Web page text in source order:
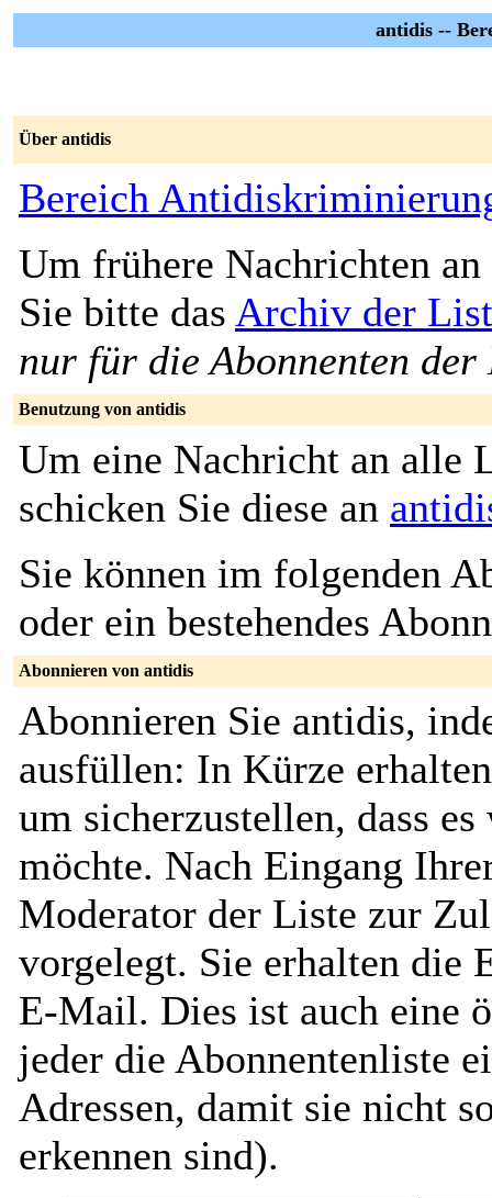
antidis --
Über antidis
Bereich
Um frühere Nachrichten an
Sie bitte das Archiv der
nur für die Abonnenten
Benutzung von antidis
Um eine Nachricht an alle
schicken Sie diese an
Sie können im folgenden
oder ein bestehendes
Abonnieren von antidis
Abonnieren Sie antidis,
ausfüllen: In Kürze
um sicherzustellen, dass
möchte. Nach Eingang
Moderator der Liste zur
vorgelegt. Sie erhalten die
E-Mail. Dies ist auch eine
jeder die Abonnentenliste
Adressen, damit sie nicht
erkennen sind).